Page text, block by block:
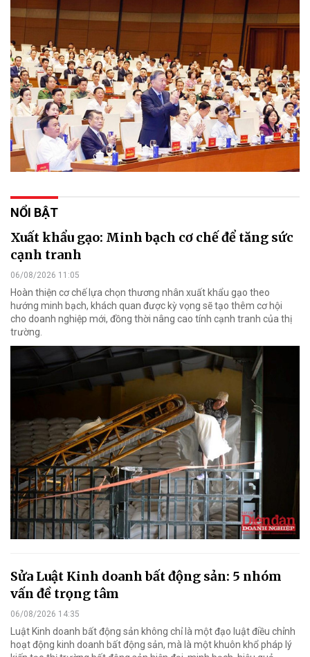
NỔI BẬT
Xuất khẩu gạo: Minh bạch cơ chế để tăng sức
cạnh tranh
06/08/2026 11:05
Hoàn thiện cơ chế lựa chọn thương nhân xuất khẩu gạo theo
hướng minh bạch, khách quan được kỳ vọng sẽ tạo thêm cơ hội
cho doanh nghiệp mới, đồng thời nâng cao tính cạnh tranh của thị
trường.
Sửa Luật Kinh doanh bất động sản: 5 nhóm
vấn đề trọng tâm
06/08/2026 14:35
Luật Kinh doanh bất động sản không chỉ là một đạo luật điều chỉnh
hoạt động kinh doanh bất động sản, mà là một khuôn khổ pháp lý